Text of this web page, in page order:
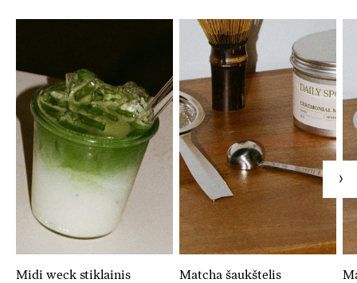
Midi weck stiklainis Matcha šaukštelis